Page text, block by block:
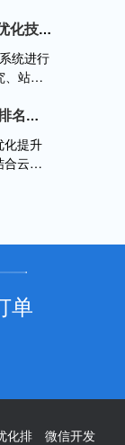
蛛的抓掌握AIseo系统的SEO优化技巧
统进行
、站内
整站优化：提升关键词排名与用户体验
化提升
合云无
单
化排 微信开发